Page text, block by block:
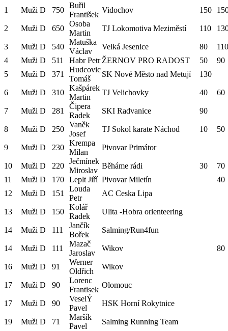
1 Muži D 750
Buřil
František
Vidochov 150
2 Muži D 650
Osoba
Martin
TJ Lokomotiva Meziměstí 110
3 Muži D 540
Matuška
Václav
Velká Jesenice 80
110
4
Muži D 511 Habr Petr ŽERNOV PRO RADOST 50
90
5
Muži D 371
Hudcovic
Tomáš
SK Nové Město nad Metují 130
6 Muži D 310
Kašpárek
Martin
TJ Velichovky 40 60
7 Muži D 281
Čipera
Radek
SKI Radvanice 90
8 Muži D 250
Vaněk
Josef
TJ Sokol karate Náchod 10 50
9 Muži D 230
Krempa
Milan
Pivovar Primátor
10 Muži D 220
Ječmínek
Miroslav
Běháme rádi 30
70
11
Muži D 170 Leplt Jiří Pivovar Miletín
40
12
Muži D 151
Louda
Petr
AC Ceska Lipa
13 Muži D 150
Kolář
Radek
Ulita -Hobra orienteering
14 Muži D 111
Jančík
Bořek
Salming/Run4fun
14 Muži D 111
Mazač
Jaroslav
Wikov 80
16 Muži D 91
Werner
Oldřich
Wikov
17 Muži D 90
Lorenc
Frantisek
Olomouc
17 Muži D 90
VeselÝ
Pavel
HSK Horní Rokytnice
19 Muži D 71
Maršík
Pavel
Salming Running Team